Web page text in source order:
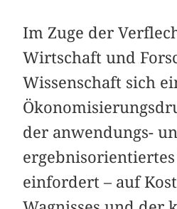
Im Zuge der
Wirtschaft und
Wissenschaft sich
der anwendungs-
einfordert – auf